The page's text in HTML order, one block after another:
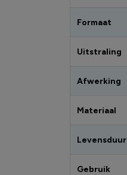
Formaat
Uitstraling
Afwerking
Materiaal
Levensduur
Gebruik